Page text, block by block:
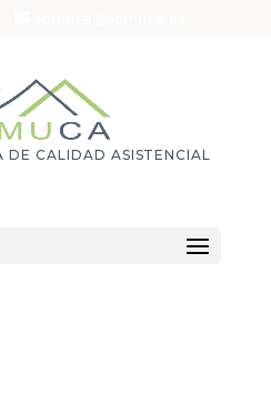
DE CALIDAD ASISTENCIAL